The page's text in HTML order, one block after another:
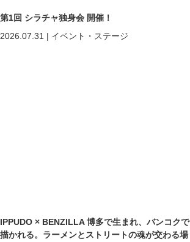
第1回 シラチャ独身会 開催！
2026.07.31 | イベント・ステージ
IPPUDO × BENZILLA 博多で生まれ、バンコクで
描かれる。ラーメンとストリートの魂が交わる場